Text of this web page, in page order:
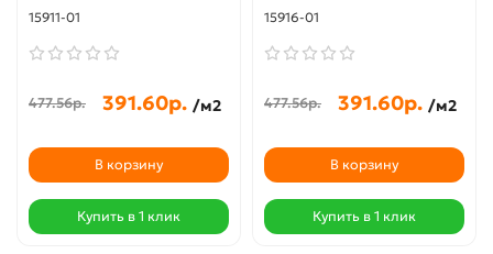
15911-01
477.56р. 391.60р. /м2
В корзину
Купить в 1 клик
15916-01
477.56р. 391.60р. /м2
В корзину
Купить в 1 клик